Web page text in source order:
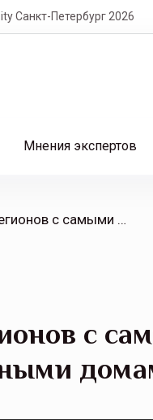
Санкт-Петербург 2026
Мнения экспертов
/ Домклик: топ-10 регионов с самыми дешёвыми и дорогими загородными домами
с